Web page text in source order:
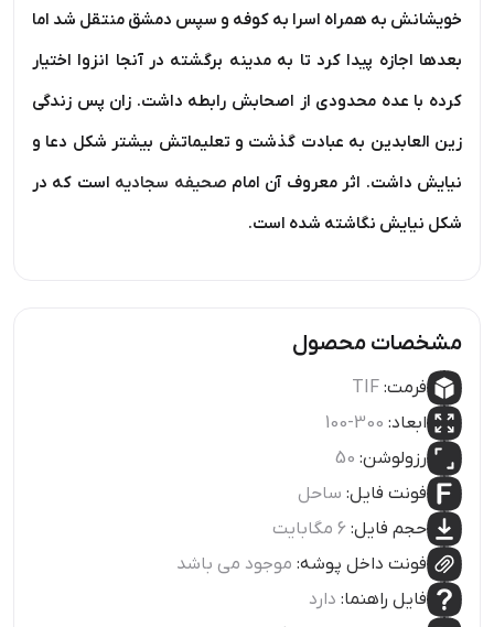
خویشانش به همراه اسرا به کوفه و سپس دمشق منتقل شد اما
بعدها اجازه پیدا کرد تا به مدینه برگشته در آنجا انزوا اختیار
کرده با عده محدودی از اصحابش رابطه داشت. زان پس زندگی
زین العابدین به عبادت گذشت و تعلیماتش بیشتر شکل دعا و
نیایش داشت. اثر معروف آن امام صحیفه سجادیه است که در
شکل نیایش نگاشته شده است.
مشخصات محصول
فرمت: TIF
ابعاد: 300-100
رزولوشن: 50
فونت فایل: ساحل
حجم فایل: 6 مگابایت
فونت داخل پوشه: موجود می باشد
فایل راهنما: دارد